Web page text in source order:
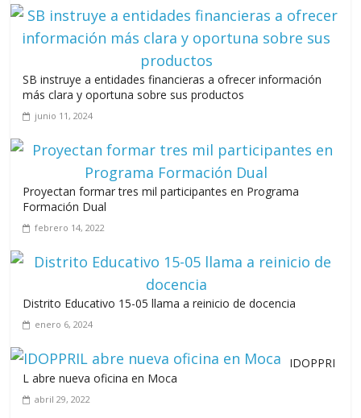
Leonel Fernández y la última oportunidad de los políticos de
agosto 3, 2026
SB instruye a entidades financieras a ofrecer información
más clara y oportuna sobre sus productos
junio 11, 2024
Proyectan formar tres mil participantes en Programa
Formación Dual
febrero 14, 2022
Distrito Educativo 15-05 llama a reinicio de docencia
enero 6, 2024
IDOPPRI
L abre nueva oficina en Moca
abril 29, 2022